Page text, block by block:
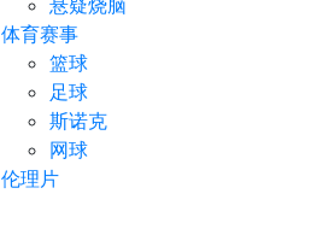
悬疑烧脑
体育赛事
篮球
足球
斯诺克
网球
伦理片